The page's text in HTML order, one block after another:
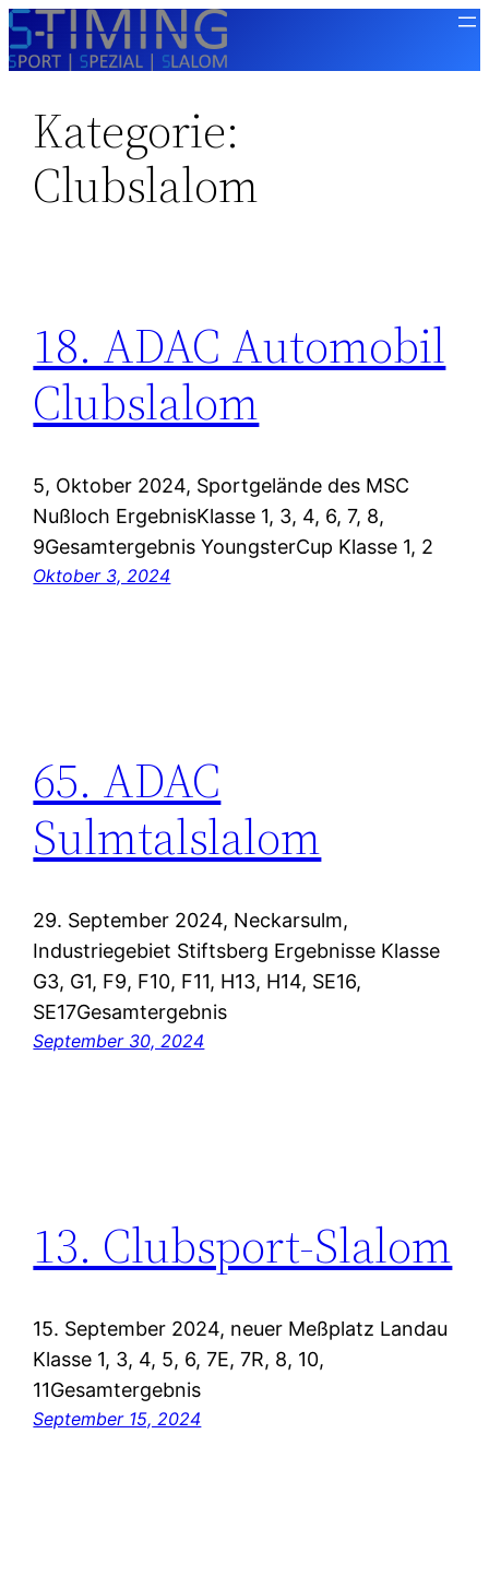
Zum
Inhalt
Kategorie:
Clubslalom
18. ADAC Automobil
Clubslalom
5, Oktober 2024, Sportgelände des MSC
Nußloch ErgebnisKlasse 1, 3, 4, 6, 7, 8,
9Gesamtergebnis YoungsterCup Klasse 1, 2
Oktober 3, 2024
65. ADAC
Sulmtalslalom
29. September 2024, Neckarsulm,
Industriegebiet Stiftsberg Ergebnisse Klasse
G3, G1, F9, F10, F11, H13, H14, SE16,
SE17Gesamtergebnis
September 30, 2024
13. Clubsport-Slalom
15. September 2024, neuer Meßplatz Landau
Klasse 1, 3, 4, 5, 6, 7E, 7R, 8, 10,
11Gesamtergebnis
September 15, 2024